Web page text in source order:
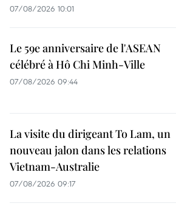
07/08/2026 10:01
Le 59e anniversaire de l'ASEAN
célébré à Hô Chi Minh-Ville
07/08/2026 09:44
La visite du dirigeant To Lam, un
nouveau jalon dans les relations
Vietnam-Australie
07/08/2026 09:17